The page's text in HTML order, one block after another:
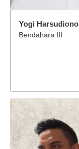
Yogi Harsudiono
Bendahara III